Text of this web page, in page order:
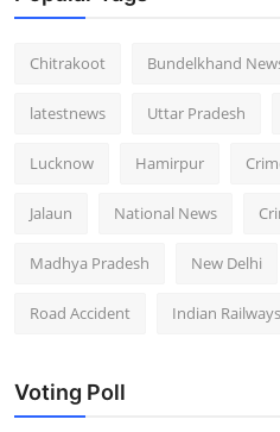
Chitrakoot Bundelkhand
latestnews Uttar Pradesh
Lucknow Hamirpur
Jalaun National News
Madhya Pradesh New Delhi
Road Accident Indian Railways
Voting Poll